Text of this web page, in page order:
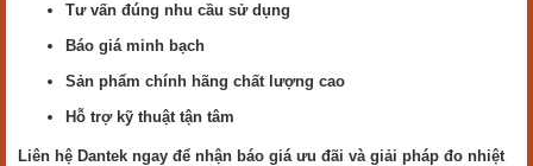
Tư vấn đúng nhu cầu sử dụng
Báo giá minh bạch
Sản phẩm chính hãng chất lượng cao
Hỗ trợ kỹ thuật tận tâm
Liên hệ Dantek ngay để nhận báo giá ưu đãi và giải pháp đo nhiệt